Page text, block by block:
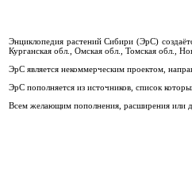
Энциклопедия растений Сибири (ЭрС)
Курганская обл., Омская обл., Томская обл.,
ЭрС является некоммерческим проектом,
ЭрС пополняется из источников, список
Всем желающим пополнения, расширения или